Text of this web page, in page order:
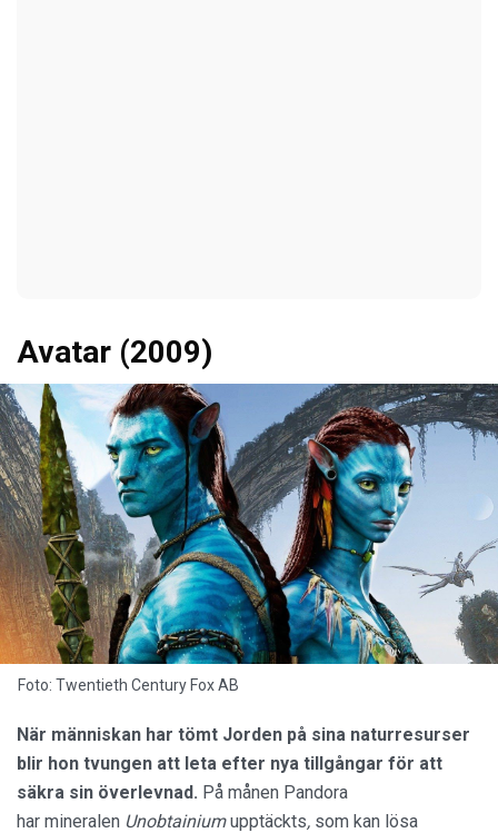
Avatar (2009)
Foto: Twentieth Century Fox AB
När människan har tömt Jorden på sina naturresurser
blir hon tvungen att leta efter nya tillgångar för att
säkra sin överlevnad. På månen Pandora
har mineralen Unobtainiumupptäckts, som kan lösa